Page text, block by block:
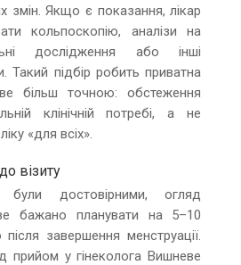
змін. Якщо є показання, лікар
кольпоскопію, аналізи на
дослідження або інші
Такий підбір робить приватна
більш точною: обстеження
клінічній потребі, а не
«для всіх».
візиту
достовірними, огляд
бажано планувати на 5–10
завершення менструації.
у гінеколога Вишневе